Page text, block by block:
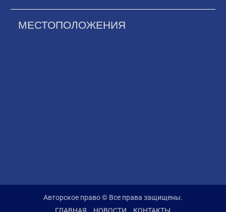
МЕСТОПОЛОЖЕНИЯ
Авторское право © Все права защищены.